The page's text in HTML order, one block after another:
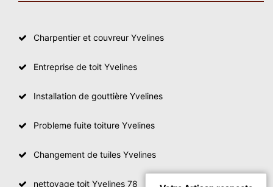
Charpentier et couvreur Yvelines
Entreprise de toit Yvelines
Installation de gouttière Yvelines
Probleme fuite toiture Yvelines
Changement de tuiles Yvelines
nettoyage toit Yvelines 78